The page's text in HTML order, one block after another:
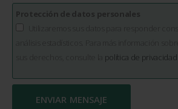
política de privacidad